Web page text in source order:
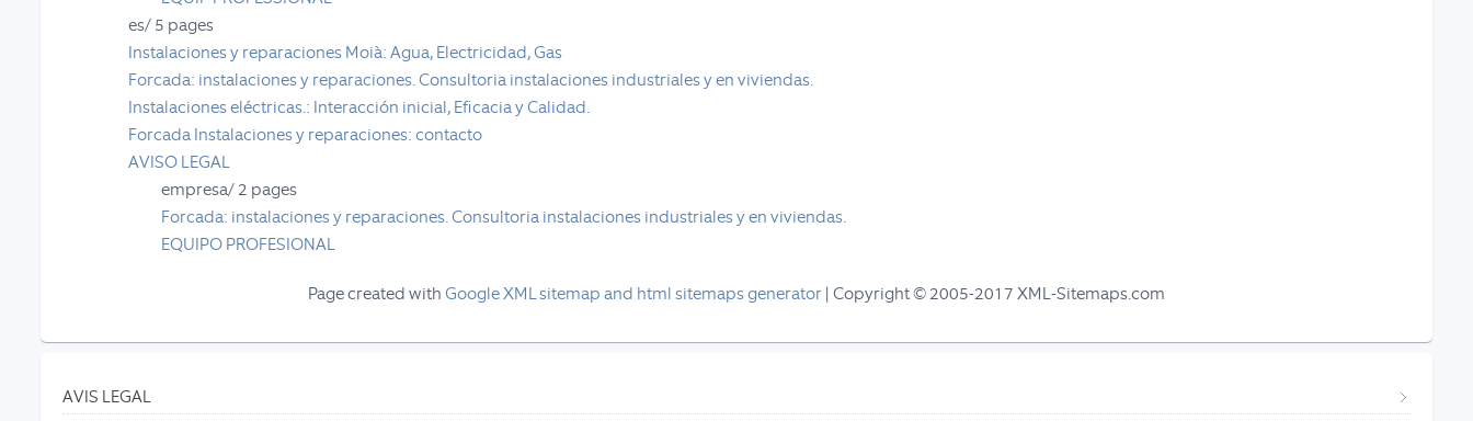
es/ 5 pages
Instalaciones y reparaciones Moià: Agua, Electricidad, Gas
Forcada: instalaciones y reparaciones. Consultoria instalaciones industriales y en viviendas.
Instalaciones eléctricas.: Interacción inicial, Eficacia y Calidad.
Forcada Instalaciones y reparaciones: contacto
AVISO LEGAL
empresa/2 pages
Forcada: instalaciones y reparaciones. Consultoria instalaciones industriales y en viviendas.
EQUIPO PROFESIONAL
Page created with Google XML sitemap and html sitemaps generator | Copyright © 2005-2017 XML-Sitemaps.com
AVIS LEGAL